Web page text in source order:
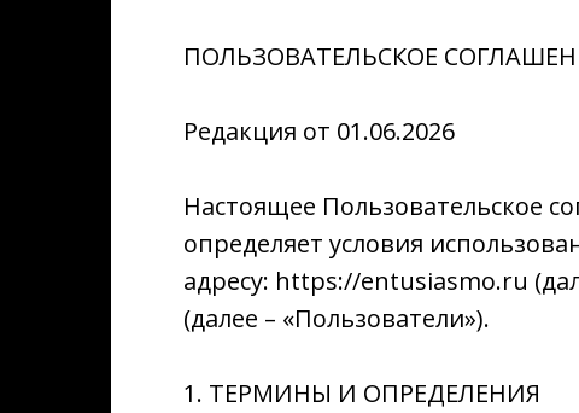
ПОЛЬЗОВАТЕЛЬСКОЕ
Редакция от 01.06.2026
Настоящее Пользовательское
определяет условия
адресу: https://entusiasmo.ru
(далее – «Пользователи»).
1. ТЕРМИНЫ И ОПРЕДЕЛЕНИЯ